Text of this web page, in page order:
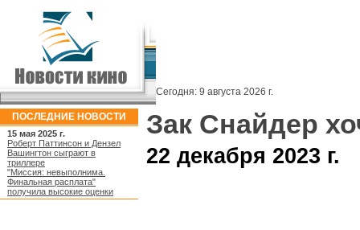
Сегодня: 9 августа 2026 г.
ПОСЛЕДНИЕ НОВОСТИ
15 мая 2025 г.
Роберт Паттинсон и Дензел
Вашингтон сыграют в
триллере
"Миссия: невыполнима.
Финальная расплата"
получила высокие оценки
Зак Снайдер
22 декабря 2023 г.